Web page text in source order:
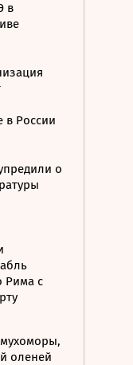
в
в России
о
Рима с
оленей